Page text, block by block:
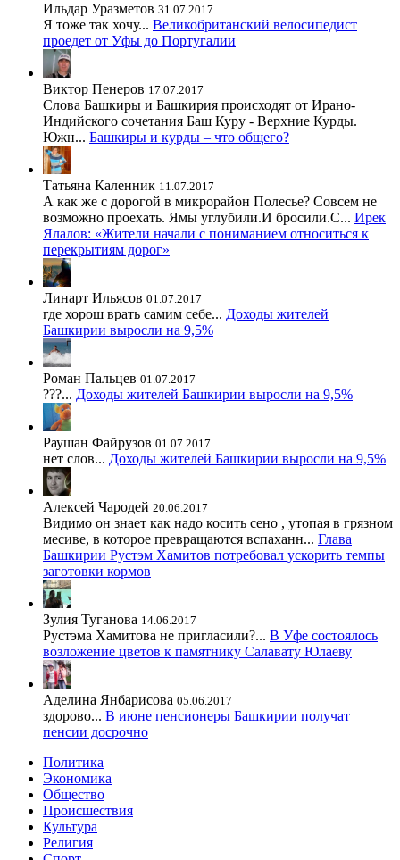
Ильдар Уразметов 31.07.2017
Я тоже так хочу... Великобританский велосипедист
проедет от Уфы до Португалии
Виктор Пенеров 17.07.2017
Слова Башкиры и Башкирия происходят от Ирано-
Индийского сочетания Баш Куру - Верхние Курды.
Южн... Башкиры и курды – что общего?
Татьяна Каленник 11.07.2017
А как же с дорогой в микрорайон Полесье? Совсем не
возможно проехать. Ямы углубили.И бросили.С... Ирек
Ялалов: «Жители начали с пониманием относиться к
перекрытиям дорог»
Линарт Ильясов 01.07.2017
где хорош врать самим себе... Доходы жителей
Башкирии выросли на 9,5%
Роман Пальцев 01.07.2017
???... Доходы жителей Башкирии выросли на 9,5%
Раушан Файрузов 01.07.2017
нет слов... Доходы жителей Башкирии выросли на 9,5%
Алексей Чародей 20.06.2017
Видимо он знает как надо косить сено , утопая в грязном
месиве, в которое превращаются вспаханн... Глава
Башкирии Рустэм Хамитов потребовал ускорить темпы
заготовки кормов
Зулия Туганова 14.06.2017
Рустэма Хамитова не пригласили?... В Уфе состоялось
возложение цветов к памятнику Салавату Юлаеву
Аделина Янбарисова 05.06.2017
здорово... В июне пенсионеры Башкирии получат
пенсии досрочно
Политика
Экономика
Общество
Происшествия
Культура
Религия